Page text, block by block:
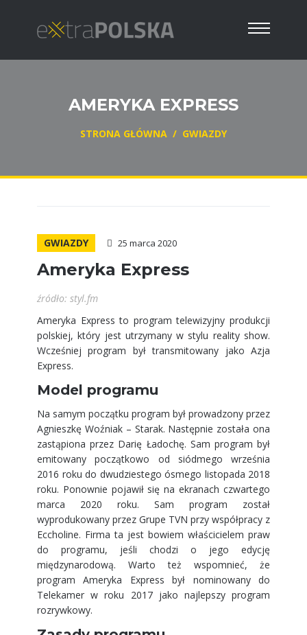
AMERYKA EXPRESS
STRONA GŁÓWNA / GWIAZDY
GWIAZDY 25 marca 2020
Ameryka Express
źródło: styl.fm
Ameryka Express to program telewizyjny produkcji
polskiej, który jest utrzymany w stylu reality show.
Wcześniej program był transmitowany jako Azja
Express.
Model programu
Na samym początku program był prowadzony przez
Agnieszkę Woźniak – Starak. Następnie została ona
zastąpiona przez Darię Ładochę. Sam program był
emitowany początkowo od siódmego września
2016 roku do dwudziestego ósmego listopada 2018
roku. Ponownie pojawił się na ekranach czwartego
marca 2020 roku. Sam program został
wyprodukowany przez Grupe TVN przy współpracy z
Eccholine. Firma ta jest bowiem właścicielem praw
do programu, jeśli chodzi o jego edycję
międzynarodową. Warto też wspomnieć, że
program Ameryka Express był nominowany do
Telekamer w roku 2017 jako najlepszy program
rozrywkowy.